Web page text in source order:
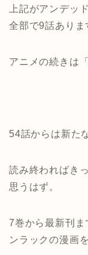
上記がアンデッ
全部で9話ありま
アニメの続きは
54話からは新た
読み終わればき
思うはず。
7巻から最新刊
ンラックの漫画